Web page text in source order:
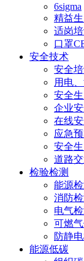
6sigma
精益
适岗培
口罩
安全技术
安全
用电
安全
企业
在线
应急
安全
道路
检验检测
能源检
消防检
电气检
可燃
防静
能源低碳